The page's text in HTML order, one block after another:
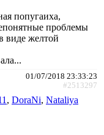
попугаиха,
проблемы
виде желтой
01/07/2018 23:33:23
#2513297
, DoraNi, Nataliya